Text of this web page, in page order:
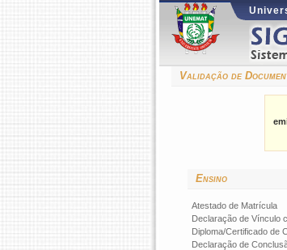
Validação de
Ensino
Atestado de Matrícula
Declaração de Vínculo
Diploma/Certificado de
Declaração de